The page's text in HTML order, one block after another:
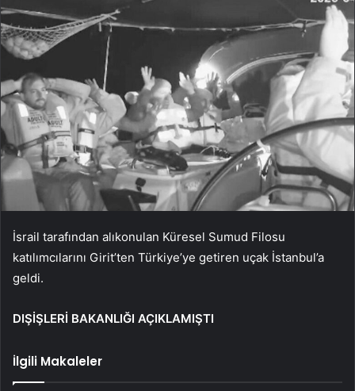
İsrail tarafından alıkonulan Küresel Sumud Filosu
katılımcılarını Girit’ten Türkiye’ye getiren uçak İstanbul’a
geldi.
DIŞİŞLERİ BAKANLIĞI AÇIKLAMIŞTI
İlgili Makaleler